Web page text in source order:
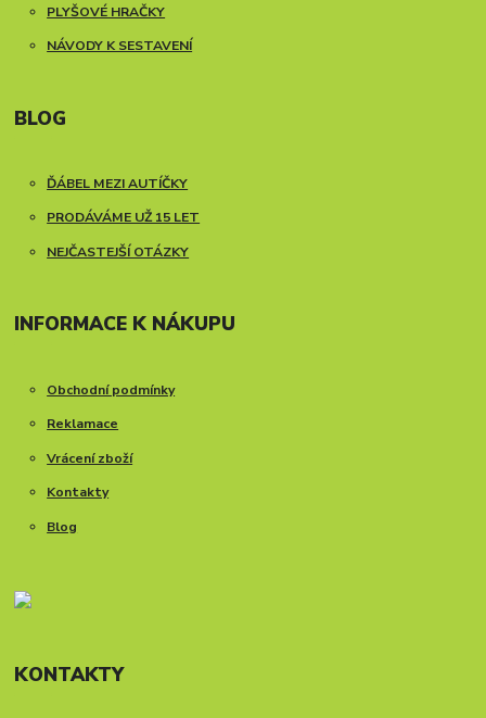
PLYŠOVÉ HRAČKY
NÁVODY K SESTAVENÍ
BLOG
ĎÁBEL MEZI AUTÍČKY
PRODÁVÁME UŽ 15 LET
NEJČASTEJŠÍ OTÁZKY
INFORMACE K NÁKUPU
Obchodní podmínky
Reklamace
Vrácení zboží
Kontakty
Blog
KONTAKTY